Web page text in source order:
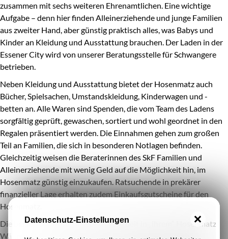
zusammen mit sechs weiteren Ehrenamtlichen. Eine wichtige
Aufgabe – denn hier finden Alleinerziehende und junge Familien
aus zweiter Hand, aber günstig praktisch alles, was Babys und
Kinder an Kleidung und Ausstattung brauchen. Der Laden in der
Essener City wird von unserer Beratungsstelle für Schwangere
betrieben.
Neben Kleidung und Ausstattung bietet der Hosenmatz auch
Bücher, Spielsachen, Umstandskleidung, Kinderwagen und -
betten an. Alle Waren sind Spenden, die vom Team des Ladens
sorgfältig geprüft, gewaschen, sortiert und wohl geordnet in den
Regalen präsentiert werden. Die Einnahmen gehen zum großen
Teil an Familien, die sich in besonderen Notlagen befinden.
Gleichzeitig weisen die Beraterinnen des SkF Familien und
Alleinerziehende mit wenig Geld auf die Möglichkeit hin, im
Hosenmatz günstig einzukaufen. Ratsuchende in prekärer
finanzieller Lage erhalten zudem Einkaufsgutscheine für den
Hosenmatz.
Die beiden Schwestern lieben die Arbeit in „ihrem“ Hosenmatz.
Während Margret Pöhler lieber Sachen sortiert und im
Datenschutz-Einstellungen